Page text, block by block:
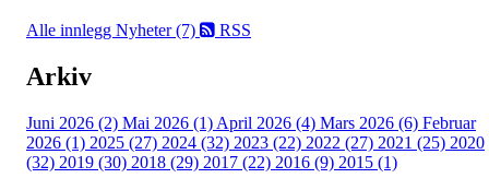
Alle innlegg Nyheter (7) RSS
Arkiv
Juni 2026 (2) Mai 2026 (1) April 2026 (4) Mars 2026 (6) Februar
2026 (1) 2025 (27) 2024 (32) 2023 (22) 2022 (27) 2021 (25) 2020
(32) 2019 (30) 2018 (29) 2017 (22) 2016 (9) 2015 (1)